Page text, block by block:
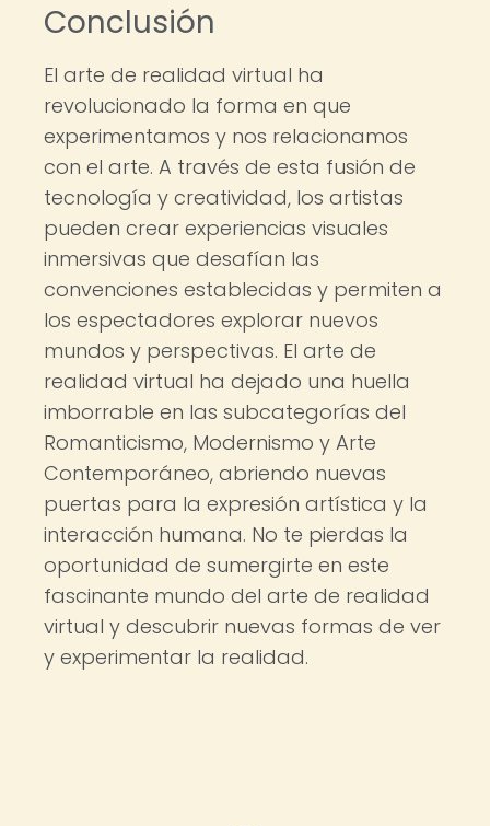
Conclusión
El arte de realidad virtual ha
revolucionado la forma en que
experimentamos y nos relacionamos
con el arte. A través de esta fusión de
tecnología y creatividad, los artistas
pueden crear experiencias visuales
inmersivas que desafían las
convenciones establecidas y permiten a
los espectadores explorar nuevos
mundos y perspectivas. El arte de
realidad virtual ha dejado una huella
imborrable en las subcategorías del
Romanticismo, Modernismo y Arte
Contemporáneo, abriendo nuevas
puertas para la expresión artística y la
interacción humana. No te pierdas la
oportunidad de sumergirte en este
fascinante mundo del arte de realidad
virtual y descubrir nuevas formas de ver
y experimentar la realidad.